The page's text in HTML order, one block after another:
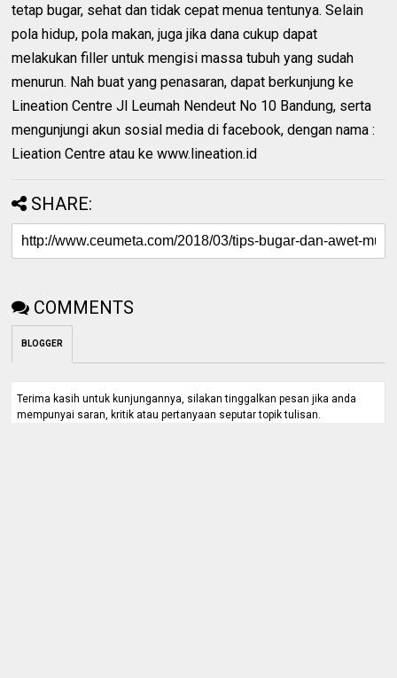
tetap bugar, sehat dan tidak cepat menua tentunya. Selain
pola hidup, pola makan, juga jika dana cukup dapat
melakukan filler untuk mengisi massa tubuh yang sudah
menurun. Nah buat yang penasaran, dapat berkunjung ke
Lineation Centre Jl Leumah Nendeut No 10 Bandung, serta
mengunjungi akun sosial media di facebook, dengan nama :
Lieation Centre atau ke www.lineation.id
SHARE:
COMMENTS
BLOGGER
Terima kasih untuk kunjungannya, silakan tinggalkan pesan jika anda
mempunyai saran, kritik atau pertanyaan seputar topik tulisan.